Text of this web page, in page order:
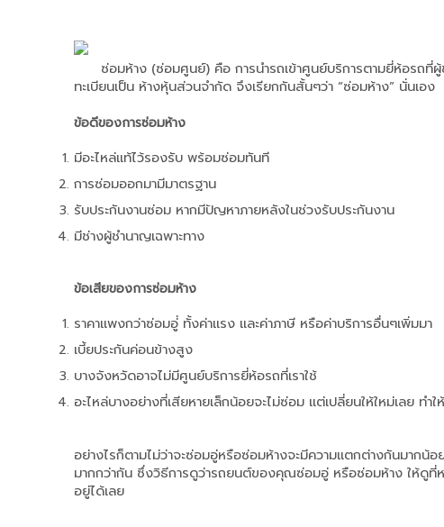
ซ่อมห้าง (ซ่อมศูนย์) คือ การนำรถเข้าศูนย์บริการตามยี่ห้อรถที่
ทะเบียนเป็น ห้างหุ้นส่วนจำกัด จึงเรียกกันสั้นๆว่า “ซ่อมห้าง” นั่นเอง
ข้อดีของการซ่อมห้าง
มีอะไหล่แท้ไว้รองรับ พร้อมซ่อมทันที
การซ่อมออกมามีมาตรฐาน
รับประกันงานซ่อม หากมีปัญหาภายหลังในช่วงรับประกันงาน
มีช่างผู้ชำนาญเฉพาะทาง
ข้อเสียของการซ่อมห้าง
ราคาแพงกว่าซ่อมอู่่ ทั้งค่าแรง และค่าภาษี หรือค่าบริการอื่นๆเพิ่มมา
เบี้ยประกันค่อนข้างสูง
บางจังหวัดอาจไม่มีศูนย์บริการยี่ห้อรถที่เราใช้
อะไหล่บางอย่างที่เสียหายเล็กน้อยจะไม่ซ่อม แต่เปลี่ยนให้ใหม่เลย ทำใ
อย่างไรก็ตามไม่ว่าจะซ่อมอู่หรือซ่อมห้างจะมีความแตกต่างกันมากน้
มากกว่ากัน ซึ่งวิธีการดูว่ารถยนต์ของคุณซ่อมอู่ หรือซ่อมห้าง ให้ดูที่
อยู่ได้เลย